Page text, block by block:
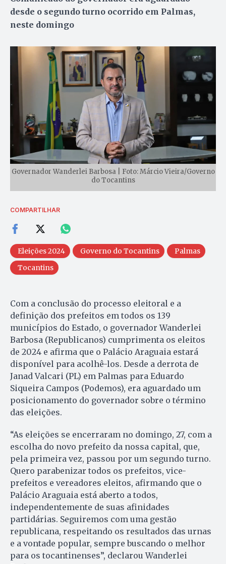
desde o segundo turno ocorrido em Palmas,
neste domingo
Governador Wanderlei Barbosa | Foto: Márcio Vieira/Governo
do Tocantins
COMPARTILHAR
Eleições 2024 Governo do Tocantins
Palmas
Tocantins
Com a conclusão do processo eleitoral e a
definição dos prefeitos em todos os 139
municípios do Estado, o governador Wanderlei
Barbosa (Republicanos) cumprimenta os eleitos
de 2024 e afirma que o Palácio Araguaia estará
disponível para acolhê-los. Desde a derrota de
Janad Valcari (PL) em Palmas para Eduardo
Siqueira Campos (Podemos), era aguardado um
posicionamento do governador sobre o término
das eleições.
“As eleições se encerraram no domingo, 27, com a
escolha do novo prefeito da nossa capital, que,
pela primeira vez, passou por um segundo turno.
Quero parabenizar todos os prefeitos, vice-
prefeitos e vereadores eleitos, afirmando que o
Palácio Araguaia está aberto a todos,
independentemente de suas afinidades
partidárias. Seguiremos com uma gestão
republicana, respeitando os resultados das urnas
e a vontade popular, sempre buscando o melhor
para os tocantinenses”, declarou Wanderlei